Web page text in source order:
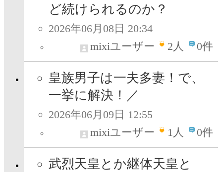
ど続けられるのか？
2026年06月08日 20:34
mixiユーザー
2人 0件
皇族男子は一夫多妻！で、
一挙に解決！／
2026年06月09日 12:55
mixiユーザー
1人 0件
武烈天皇とか継体天皇と